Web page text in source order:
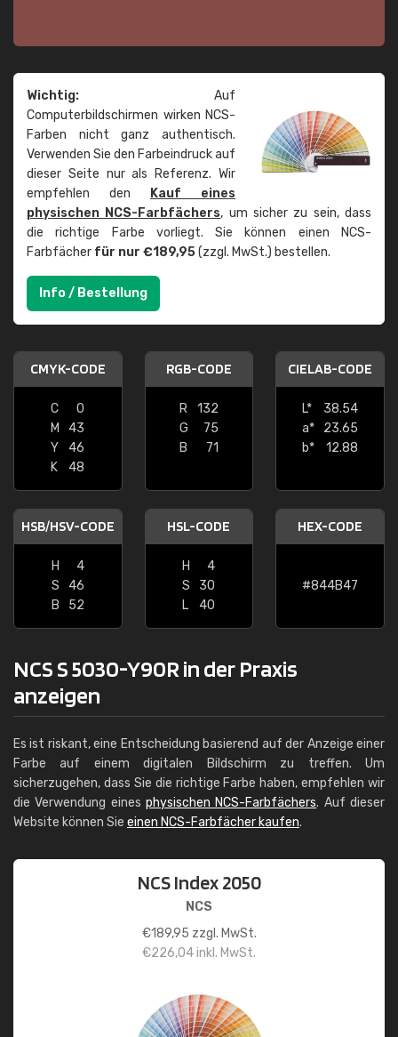
Wichtig: Auf
Computerbildschirmen wirken NCS-
Farben nicht ganz authentisch.
Verwenden Sie den Farbeindruck auf
dieser Seite nur als Referenz. Wir
empfehlen den
Kauf eines
physischen NCS-Farbfächers, um sicher zu sein, dass
die richtige Farbe vorliegt. Sie können einen NCS-
Farbfächer für nur €189,95(zzgl. MwSt.) bestellen.
Info / Bestellung
CMYK-CODE
C
0
M
43
Y
46
K
48
RGB-CODE
R
132
G
75
B
71
CIELAB-CODE
L*
38.54
a*
23.65
b*
12.88
HSB/HSV-CODE
H
4
S
46
B
52
HSL-CODE
H
4
S
30
L
40
HEX-CODE
#844B47
NCS S 5030-Y90R in der Praxis
anzeigen
Es ist riskant, eine Entscheidung basierend auf der Anzeige einer
Farbe auf einem digitalen Bildschirm zu treffen. Um
sicherzugehen, dass Sie die richtige Farbe haben, empfehlen wir
die Verwendung eines physischen NCS-Farbfächers. Auf dieser
Website können Sie einen NCS-Farbfächer kaufen.
NCS Index 2050
NCS
€189,95 zzgl. MwSt.
€226,04inkl. MwSt.